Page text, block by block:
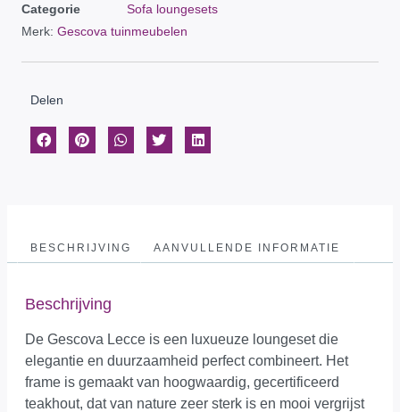
Categorie
Sofa loungesets
Merk: Gescova tuinmeubelen
Delen
BESCHRIJVING AANVULLENDE INFORMATIE
Beschrijving
De Gescova Lecce is een luxueuze loungeset die
elegantie en duurzaamheid perfect combineert. Het
frame is gemaakt van hoogwaardig, gecertificeerd
teakhout, dat van nature zeer sterk is en mooi vergrijst